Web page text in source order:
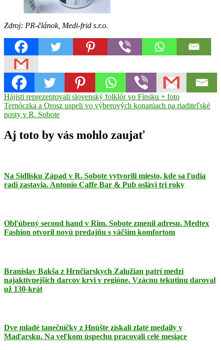
Zdroj: PR-článok, Medi-frid s.r.o.
bolesť Diagnostické
Centrumhojenieklbynovinka rázová
vlnaRimavská
Dual
PoweršľachyterapiaTriJALUX
Navigácia
v
Previous
Post:
Hájisti reprezentovali slovenský folklór vo Fínsku + foto
Next
Post:
Ternóczka a Orosz uspeli vo výberových konaniach na riaditeľské
posty v R. Sobote
Aj toto by vás mohlo zaujať
Na Sídlisku Západ v R. Sobote vytvorili miesto, kde sa ľudia
radi zastavia. Antonio Caffe Bar & Pub oslávi tri roky
Obľúbený second hand v Rim. Sobote zmenil adresu. Medtex
Fashion otvoril novú predajňu s väčším komfortom
Branislav Bakša z Hrnčiarskych Zalužian patrí medzi
najaktívnejších darcov krvi v regióne. Vzácnu tekutinu daroval
už 130-krát
Dve mladé tanečníčky z Hnúšte získali zlaté medaily v
Maďarsku. Na veľkom úspechu pracovali celé mesiace